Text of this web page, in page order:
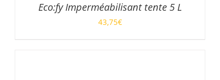
Eco:fy Imperméabilisant tente 5 L
43,75€